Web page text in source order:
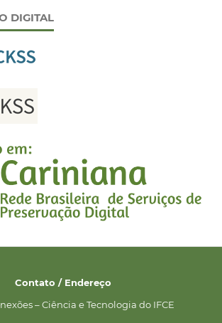
DIGITAL
Contato / Endereço
– Ciência e Tecnologia do IFCE